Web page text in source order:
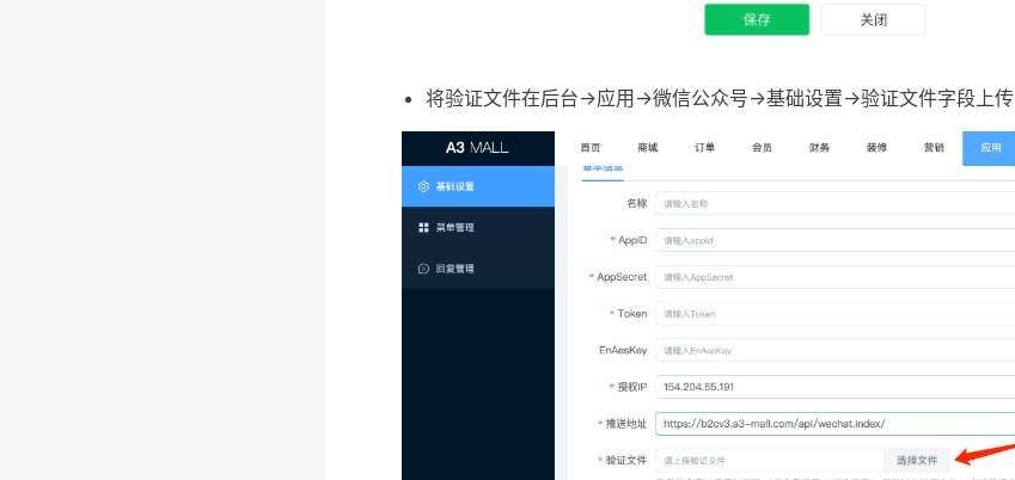
将验证文件在后台->应用->微信公众号->基础设置->验证文件字段上传